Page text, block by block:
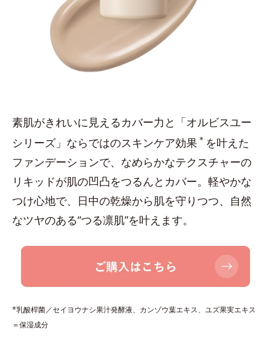
素肌がきれいに見えるカバー力と「オルビスユー
シリーズ」ならではのスキンケア効果 ＊ を叶えた
ファンデーションで、なめらかなテクスチャーの
リキッドが肌の凹凸をつるんとカバー。軽やかな
つけ心地で、日中の乾燥から肌を守りつつ、自然
なツヤのある“つる凛肌”を叶えます。
*乳酸桿菌／セイヨウナシ果汁発酵液、カンゾウ葉エキス、ユズ果実エキス
＝保湿成分